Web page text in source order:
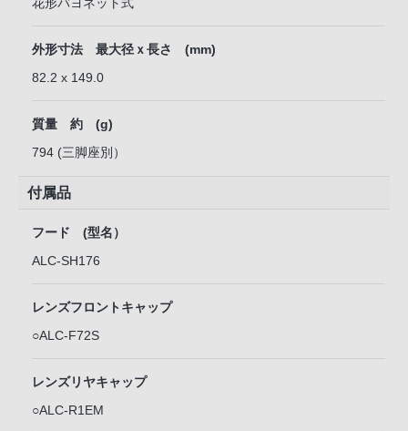
花形バヨネット式
外形寸法 最大径ｘ長さ (mm)
82.2 x 149.0
質量 約 (g)
794 (三脚座別）
付属品
フード (型名）
ALC-SH176
レンズフロントキャップ
○ALC-F72S
レンズリヤキャップ
○ALC-R1EM